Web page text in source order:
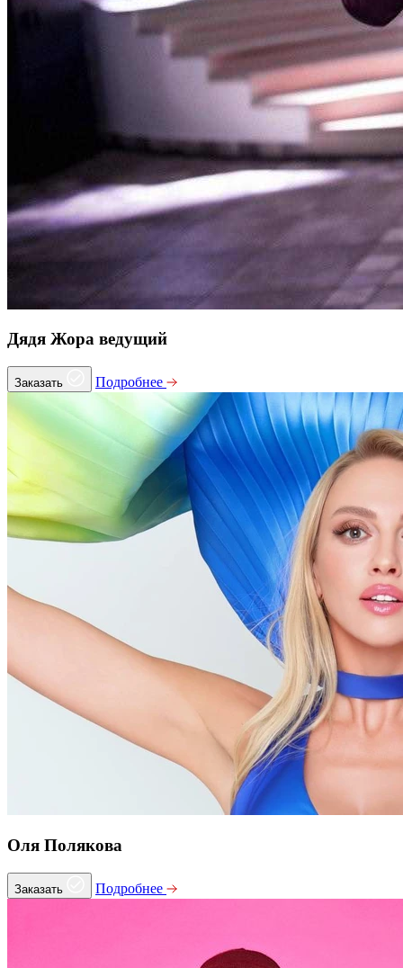
Дядя Жора ведущий
Заказать Подробнее
Оля Полякова
Заказать Подробнее